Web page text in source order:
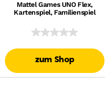
Mattel Games UNO Flex,
Kartenspiel, Familienspiel
zum Shop